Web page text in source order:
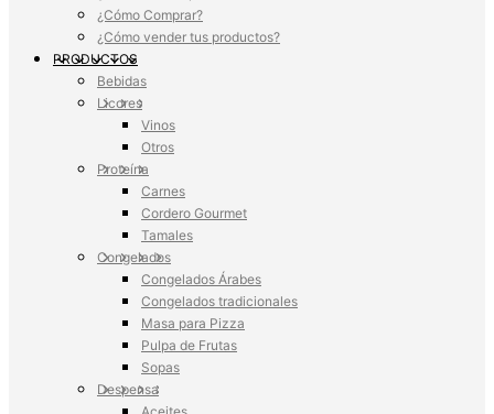
¿Cómo Comprar?
¿Cómo vender tus productos?
PRODUCTOS
Bebidas
Licores
Vinos
Otros
Proteína
Carnes
Cordero Gourmet
Tamales
Congelados
Congelados Árabes
Congelados tradicionales
Masa para Pizza
Pulpa de Frutas
Sopas
Despensa